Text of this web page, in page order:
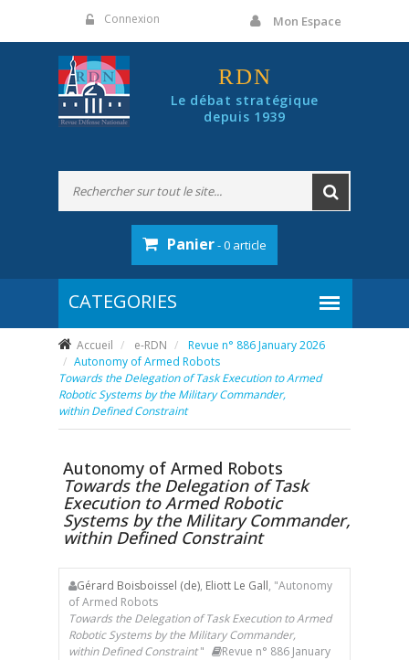
Connexion Mon Espace
RDN
Le débat stratégique
depuis 1939
Panier- 0 article
Accueil e-RDN
Revue n° 886 January 2026
Autonomy of Armed Robots
Towards the Delegation of Task Execution to Armed
Robotic Systems by the Military Commander,
within Defined Constraint
Autonomy of Armed Robots
Towards the Delegation of Task
Execution to Armed Robotic
Systems by the Military Commander,
within Defined Constraint
Gérard Boisboissel (de), Eliott Le Gall, "Autonomy
of Armed Robots
Towards the Delegation of Task Execution to Armed
Robotic Systems by the Military Commander,
within Defined Constraint"
Revue n° 886 January